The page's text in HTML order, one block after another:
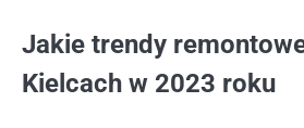
Jakie trendy
Kielcach w 2023 roku